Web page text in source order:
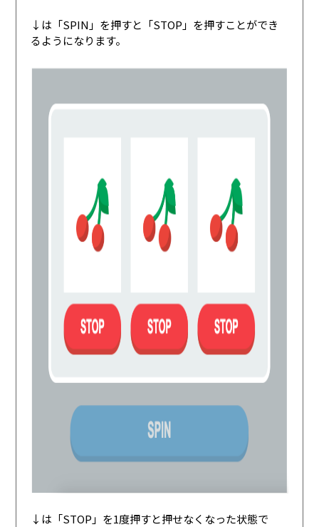
↓は「SPIN」を押すと「STOP」を押すことができ
るようになります。
↓は「STOP」を1度押すと押せなくなった状態で